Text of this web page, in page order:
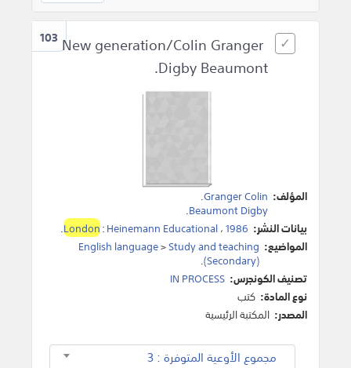
103 New generation/Colin Granger
Digby Beaumont.
المؤلف: Granger Colin
.
Beaumont Digby
.
بيانات النشر:
London:Heinemann Educational،1986
.
المواضيع:
English language>Study and teaching
(Secondary)
.
تصنيف الكونجرس: IN PROCESS
نوع المادة: كتب
المصدر: المكتبة الرئيسية
مجموع الأوعية المتوفرة : 3